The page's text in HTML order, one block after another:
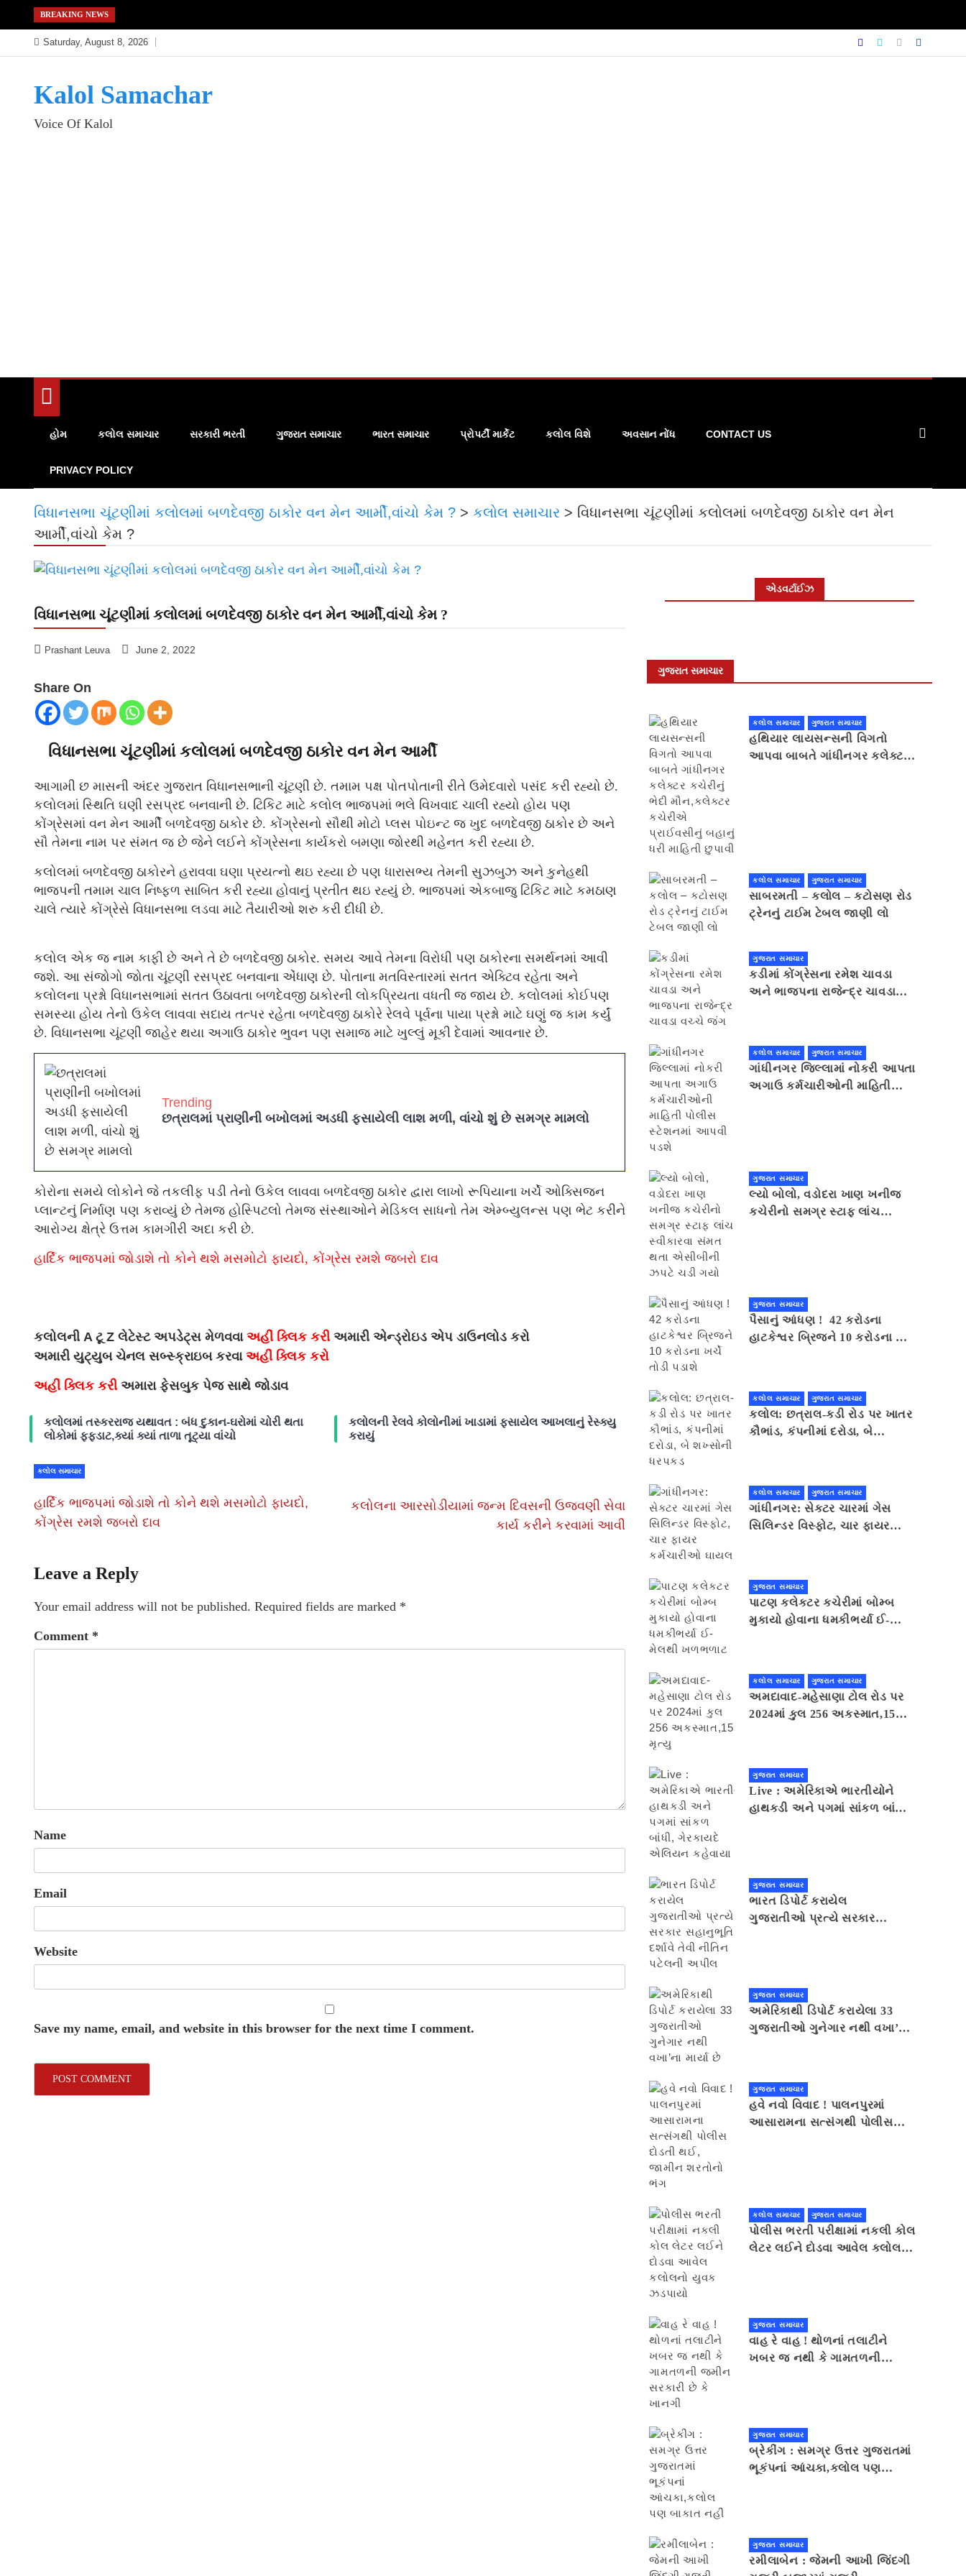
to
content
BREAKING NEWS
Saturday, August 8, 2026
Kalol Samachar
Voice Of Kalol
હોમ કલોલ સમાચાર સરકારી ભરતી ગુજરાત સમાચાર ભારત સમાચાર પ્રોપર્ટી માર્કેટ કલોલ વિશે અવસાન નોંધ CONTACT US
PRIVACY POLICY
વિધાનસભા ચૂંટણીમાં કલોલમાં બળદેવજી ઠાકોર વન મેન આર્મી,વાંચો કેમ ? > કલોલ સમાચાર > વિધાનસભા ચૂંટણીમાં કલોલમાં બળદેવજી ઠાકોર વન મેન
આર્મી,વાંચો કેમ ?
વિધાનસભા ચૂંટણીમાં કલોલમાં બળદેવજી ઠાકોર વન મેન આર્મી,વાંચો કેમ ?
Prashant Leuva June 2, 2022
Share On
વિધાનસભા ચૂંટણીમાં કલોલમાં બળદેવજી ઠાકોર વન મેન આર્મી
આગામી છ માસની અંદર ગુજરાત વિધાનસભાની ચૂંટણી છે. તમામ પક્ષ પોતપોતાની રીતે ઉમેદવારો પસંદ કરી રહ્યો છે.
કલોલમાં સ્થિતિ ઘણી રસપ્રદ બનવાની છે. ટિકિટ માટે કલોલ ભાજપમાં ભલે વિખવાદ ચાલી રહ્યો હોય પણ
કોંગ્રેસમાં વન મેન આર્મી બળદેવજી ઠાકોર છે. કોંગ્રેસનો સૌથી મોટો પ્લસ પોઇન્ટ જ ખુદ બળદેવજી ઠાકોર છે અને
સૌ તેમના નામ પર સંમત જ છે જેને લઈને કોંગ્રેસના કાર્યકરો બમણા જોરથી મહેનત કરી રહ્યા છે.
કલોલમાં બળદેવજી ઠાકોરને હરાવવા ઘણા પ્રયત્નો થઇ રહ્યા છે પણ ધારાસભ્ય તેમની સુઝબુઝ અને કુનેહથી
ભાજપની તમામ ચાલ નિષ્ફ્ળ સાબિત કરી રહ્યા હોવાનું પ્રતીત થઇ રહ્યું છે. ભાજપમાં એકબાજુ ટિકિટ માટે કમઠાણ
ચાલે ત્યારે કોંગ્રેસે વિધાનસભા લડવા માટે તૈયારીઓ શરુ કરી દીધી છે.
કલોલ એક જ નામ કાફી છે અને તે છે બળદેવજી ઠાકોર. સમય આવે તેમના વિરોધી પણ ઠાકોરના સમર્થનમાં આવી
જશે. આ સંજોગો જોતા ચૂંટણી રસપ્રદ બનવાના એંધાણ છે. પોતાના મતવિસ્તારમાં સતત એક્ટિવ રહેતા અને
કલોલના પ્રશ્નો વિધાનસભામાં સતત ઉઠાવતા બળદેવજી ઠાકોરની લોકપ્રિયતા વધતી જ જાય છે. કલોલમાં કોઈપણ
સમસ્યા હોય તેનો ઉકેલ લાવવા સદાય તત્પર રહેતા બળદેવજી ઠાકોરે રેલવે પૂર્વના પાયા પ્રશ્નો માટે ઘણું જ કામ કર્યું
છે. વિધાનસભા ચૂંટણી જાહેર થયા અગાઉ ઠાકોર ભુવન પણ સમાજ માટે ખુલ્લું મૂકી દેવામાં આવનાર છે.
Trending
છત્રાલમાં પ્રાણીની બખોલમાં અડધી ફસાયેલી લાશ મળી, વાંચો શું છે સમગ્ર મામલો
કોરોના સમયે લોકોને જે તકલીફ પડી તેનો ઉકેલ લાવવા બળદેવજી ઠાકોર દ્વારા લાખો રૂપિયાના ખર્ચે ઓક્સિજન
પ્લાન્ટનું નિર્માણ પણ કરાવ્યું છે તેમજ હોસ્પિટલો તેમજ સંસ્થાઓને મેડિકલ સાધનો તેમ એમ્બ્યુલન્સ પણ ભેટ કરીને
આરોગ્ય ક્ષેત્રે ઉત્તમ કામગીરી અદા કરી છે.
હાર્દિક ભાજપમાં જોડાશે તો કોને થશે મસમોટો ફાયદો, કોંગ્રેસ રમશે જબરો દાવ
કલોલની A ટૂ Z લેટેસ્ટ અપડેટ્સ મેળવવા અહીં ક્લિક કરી અમારી એન્ડ્રોઇડ એપ ડાઉનલોડ કરો
અમારી યુટ્યુબ ચેનલ સબ્સ્ક્રાઇબ કરવા અહીં ક્લિક કરો
અહીં ક્લિક કરી અમારા ફેસબુક પેજ સાથે જોડાવ
કલોલમાં તસ્કરરાજ યથાવત : બંધ દુકાન-ઘરોમાં ચોરી થતા
લોકોમાં ફફડાટ,ક્યાં ક્યાં તાળા તૂટ્યા વાંચો
કલોલની રેલવે કોલોનીમાં ખાડામાં ફસાયેલ આખલાનું રેસ્ક્યુ
કરાયું
કલોલ સમાચાર
હાર્દિક ભાજપમાં જોડાશે તો કોને થશે મસમોટો ફાયદો,
કોંગ્રેસ રમશે જબરો દાવ
કલોલના આરસોડીયામાં જન્મ દિવસની ઉજવણી સેવા
કાર્ય કરીને કરવામાં આવી
Leave a Reply
Your email address will not be published. Required fields are marked *
Comment *
Name
Email
Website
Save my name, email, and website in this browser for the next time I comment.
એડવર્ટાઈઝ
ગુજરાત સમાચાર
કલોલ સમાચાર ગુજરાત સમાચાર
હથિયાર લાયસન્સની વિગતો
આપવા બાબતે ગાંધીનગર કલેક્ટર
કલોલ સમાચાર ગુજરાત સમાચાર
સાબરમતી – કલોલ – કટોસણ રોડ
ટ્રેનનું ટાઈમ ટેબલ જાણી લો
ગુજરાત સમાચાર
કડીમાં કોંગ્રેસના રમેશ ચાવડા
અને ભાજપના રાજેન્દ્ર ચાવડા
કલોલ સમાચાર ગુજરાત સમાચાર
ગાંધીનગર જિલ્લામાં નોકરી આપતા
અગાઉ કર્મચારીઓની માહિતી
ગુજરાત સમાચાર
લ્યો બોલો, વડોદરા ખાણ ખનીજ
કચેરીનો સમગ્ર સ્ટાફ લાંચ
ગુજરાત સમાચાર
પૈસાનું આંધણ ! 42 કરોડના
હાટકેશ્વર બ્રિજને 10 કરોડના ખર્ચે
કલોલ સમાચાર ગુજરાત સમાચાર
કલોલ: છત્રાલ-કડી રોડ પર ખાતર
કૌભાંડ, કંપનીમાં દરોડા, બે
કલોલ સમાચાર ગુજરાત સમાચાર
ગાંધીનગર: સેક્ટર ચારમાં ગેસ
સિલિન્ડર વિસ્ફોટ, ચાર ફાયર
ગુજરાત સમાચાર
પાટણ કલેકટર કચેરીમાં બોમ્બ
મુકાયો હોવાના ધમકીભર્યા ઈ-
કલોલ સમાચાર ગુજરાત સમાચાર
અમદાવાદ-મહેસાણા ટોલ રોડ પર
2024માં કુલ 256 અકસ્માત,15
ગુજરાત સમાચાર
Live : અમેરિકાએ ભારતીયોને
હાથકડી અને પગમાં સાંકળ બાંધી,
ગુજરાત સમાચાર
ભારત ડિપોર્ટ કરાયેલ
ગુજરાતીઓ પ્રત્યે સરકાર
ગુજરાત સમાચાર
અમેરિકાથી ડિપોર્ટ કરાયેલા 33
ગુજરાતીઓ ગુનેગાર નથી વખા’ના
ગુજરાત સમાચાર
હવે નવો વિવાદ ! પાલનપુરમાં
આસારામના સત્સંગથી પોલીસ
કલોલ સમાચાર ગુજરાત સમાચાર
પોલીસ ભરતી પરીક્ષામાં નકલી કોલ
લેટર લઈને દોડવા આવેલ કલોલનો
ગુજરાત સમાચાર
વાહ રે વાહ ! થોળનાં તલાટીને
ખબર જ નથી કે ગામતળની
ગુજરાત સમાચાર
બ્રેકીંગ : સમગ્ર ઉત્તર ગુજરાતમાં
ભૂકંપનાં આંચકા,કલોલ પણ
ગુજરાત સમાચાર
રમીલાબેન : જેમની આખી જિંદગી